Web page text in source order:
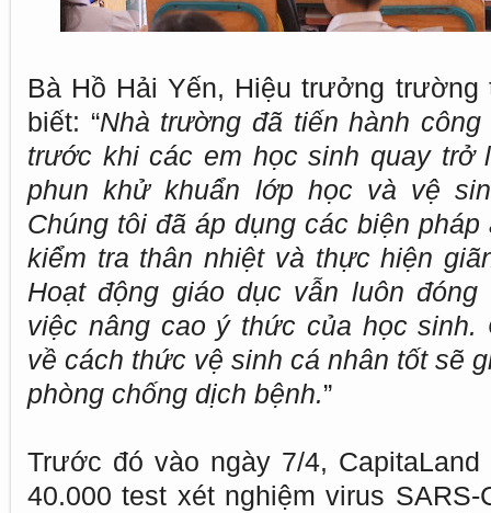
Bà Hồ Hải Yến, Hiệu trưởng trường
biết: “Nhà trường đã tiến hành
trước khi các em học sinh quay trở
phun khử khuẩn lớp học và vệ
Chúng tôi đã áp dụng các biện
kiểm tra thân nhiệt và thực hiện
Hoạt động giáo dục vẫn luôn
việc nâng cao ý thức của học sinh.
về cách thức vệ sinh cá nhân tốt sẽ
phòng chống dịch bệnh.”
Trước đó vào ngày 7/4,
40.000 test xét nghiệm virus